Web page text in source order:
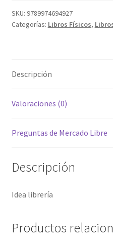
SKU: 9789974694927
Categorías: Libros Físicos,
Descripción
Valoraciones (0)
Preguntas de Mercado Libre
Descripción
Idea librería
Productos